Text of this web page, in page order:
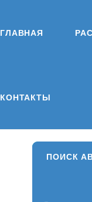
ГЛАВНАЯ
КОНТАКТЫ
ПОИСК